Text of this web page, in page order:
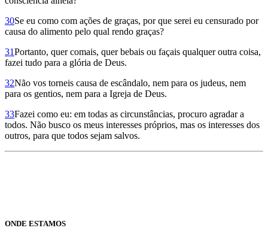
30Se eu como com ações de graças, por que serei eu censurado por
causa do alimento pelo qual rendo graças?
31Portanto, quer comais, quer bebais ou façais qualquer outra coisa,
fazei tudo para a glória de Deus.
32Não vos torneis causa de escândalo, nem para os judeus, nem
para os gentios, nem para a Igreja de Deus.
33Fazei como eu: em todas as circunstâncias, procuro agradar a
todos. Não busco os meus interes­ses próprios, mas os interesses dos
outros, para que todos sejam salvos.
ONDE ESTAMOS